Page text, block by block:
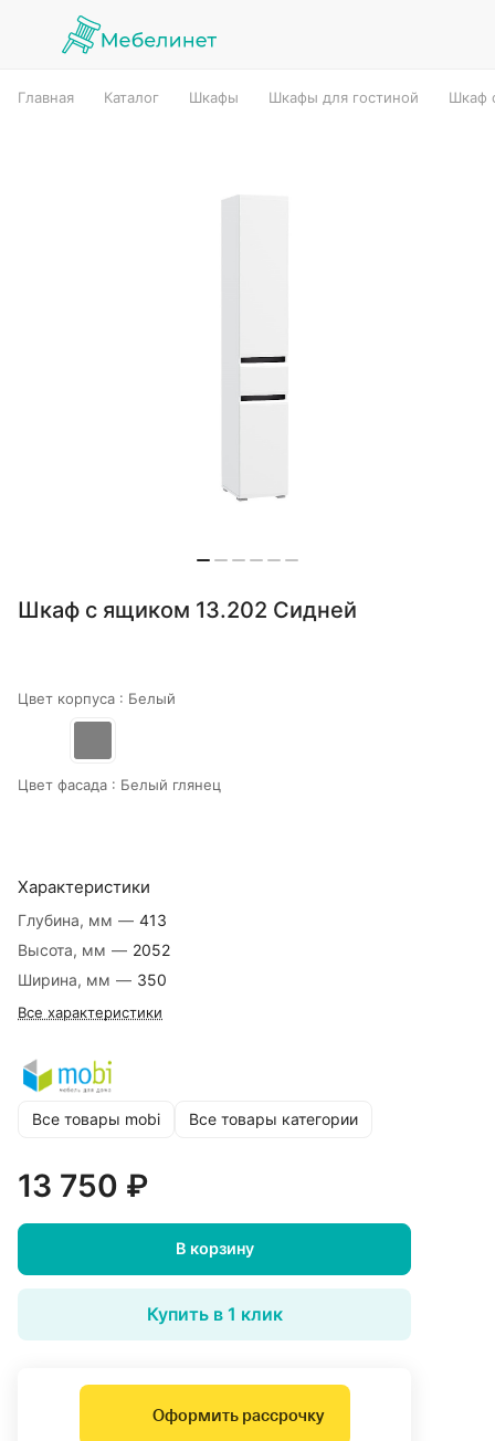
Главная Каталог Шкафы Шкафы для гостиной Шкаф
Шкаф с ящиком 13.202 Сидней
Цвет корпуса : Белый
Цвет фасада : Белый глянец
Характеристики
Глубина, мм — 413
Высота, мм — 2052
Ширина, мм — 350
Все характеристики
Все товары mobi Все товары категории
13 750 ₽
В корзину
Купить в 1 клик
Оформить рассрочку